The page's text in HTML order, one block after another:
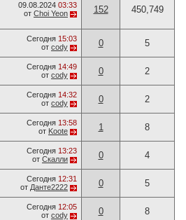
09.08.2024 03:33
от Choi Yeon 152 450,749
Сегодня 15:03
от cody 0 5
Сегодня 14:49
от cody 0 2
Сегодня 14:32
от cody 0 2
Сегодня 13:58
от Koote 1 8
Сегодня 13:23
от Скалли 0 4
Сегодня 12:31
от Данте2222 0 5
Сегодня 12:05
от cody 0 8